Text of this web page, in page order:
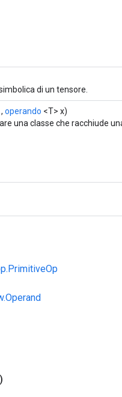
di un tensore.
, operando <T> x)
una classe che racchiude